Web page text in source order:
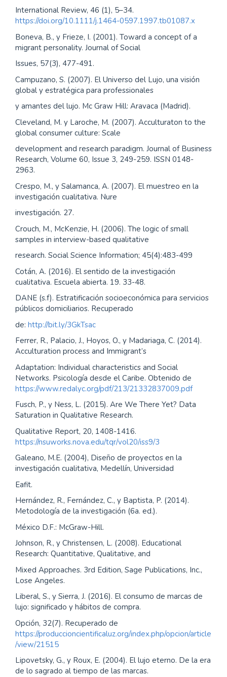
International Review, 46 (1), 5–34.
https://doi.org/10.1111/j.1464-0597.1997.tb01087.x
Boneva, B., y Frieze, I. (2001). Toward a concept of a
migrant personality. Journal of Social
Issues, 57(3), 477-491.
Campuzano, S. (2007). El Universo del Lujo, una visión
global y estratégica para professionales
y amantes del lujo. Mc Graw Hill: Aravaca (Madrid).
Cleveland, M. y Laroche, M. (2007). Acculturaton to the
global consumer culture: Scale
development and research paradigm. Journal of Business
Research, Volume 60, Issue 3, 249-259. ISSN 0148-
2963.
Crespo, M., y Salamanca, A. (2007). El muestreo en la
investigación cualitativa. Nure
investigación. 27.
Crouch, M., McKenzie, H. (2006). The logic of small
samples in interview-based qualitative
research. Social Science Information; 45(4):483-499
Cotán, A. (2016). El sentido de la investigación
cualitativa. Escuela abierta. 19. 33-48.
DANE (s.f). Estratificación socioeconómica para servicios
públicos domiciliarios. Recuperado
de: http://bit.ly/3GkTsac
Ferrer, R., Palacio, J., Hoyos, O., y Madariaga, C. (2014).
Acculturation process and Immigrant’s
Adaptation: Individual characteristics and Social
Networks. Psicología desde el Caribe. Obtenido de
https://www.redalyc.org/pdf/213/21332837009.pdf
Fusch, P., y Ness, L. (2015). Are We There Yet? Data
Saturation in Qualitative Research.
Qualitative Report, 20, 1408-1416.
https://nsuworks.nova.edu/tqr/vol20/iss9/3
Galeano, M.E. (2004), Diseño de proyectos en la
investigación cualitativa, Medellín, Universidad
Eafit.
Hernández, R., Fernández, C., y Baptista, P. (2014).
Metodología de la investigación (6a. ed.).
México D.F.: McGraw-Hill.
Johnson, R., y Christensen, L. (2008). Educational
Research: Quantitative, Qualitative, and
Mixed Approaches. 3rd Edition, Sage Publications, Inc.,
Lose Angeles.
Liberal, S., y Sierra, J. (2016). El consumo de marcas de
lujo: significado y hábitos de compra.
Opción, 32(7). Recuperado de
https://produccioncientificaluz.org/index.php/opcion/article
/view/21515
Lipovetsky, G., y Roux, E. (2004). El lujo eterno. De la era
de lo sagrado al tiempo de las marcas.